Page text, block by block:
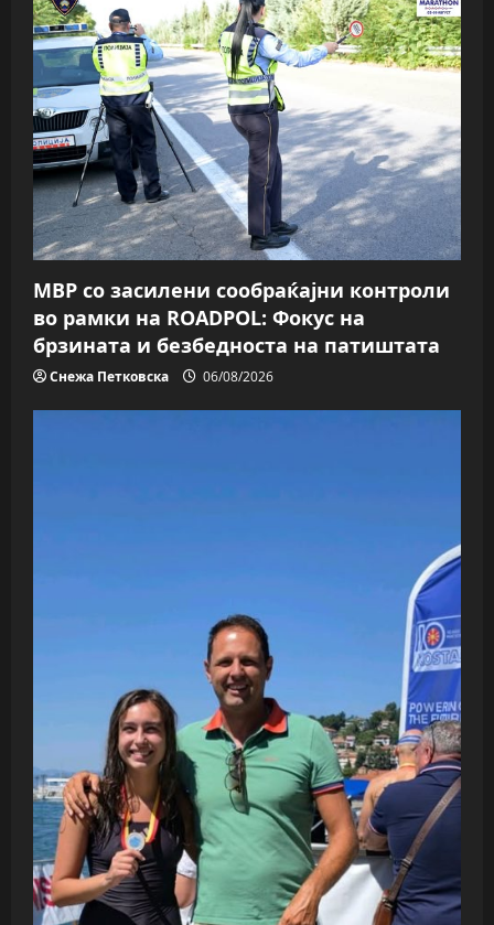
МВР со засилени сообраќајни контроли
во рамки на ROADPOL: Фокус на
брзината и безбедноста на патиштата
Снежа Петковска 06/08/2026